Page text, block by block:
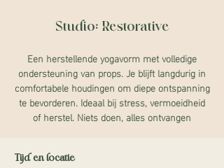
Studio: Restorative
Een herstellende yogavorm met volledige
ondersteuning van props. Je blijft langdurig in
comfortabele houdingen om diepe ontspanning
te bevorderen. Ideaal bij stress, vermoeidheid
of herstel. Niets doen, alles ontvangen
Tijd en locatie